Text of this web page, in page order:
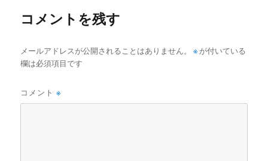
コメントを残す
メールアドレスが公開されることはありません。 ※ が付いている
欄は必須項目です
コメント※